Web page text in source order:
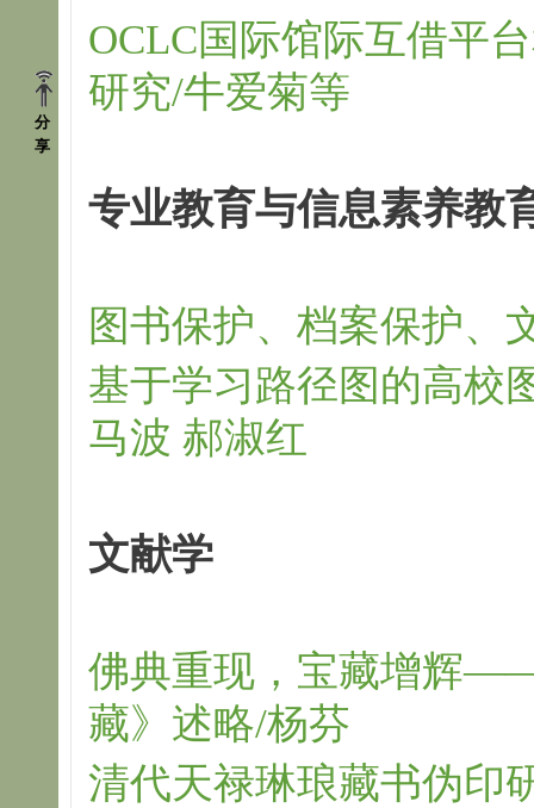
分
享
OCLC国际馆际互借平
研究/牛爱菊等
专业教育与信息素养教
图书保护、档案保护、
基于学习路径图的高校
马波 郝淑红
文献学
佛典重现，宝藏增辉
藏》述略/杨芬
清代天禄琳琅藏书伪印